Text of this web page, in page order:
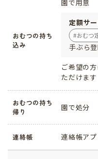
おむつの持ち
込み
園で用意
定額サ
おむつ
手ぶら
ご希望の
ただけます
おむつの持ち
帰り
園で処分
連絡帳 連絡帳ア